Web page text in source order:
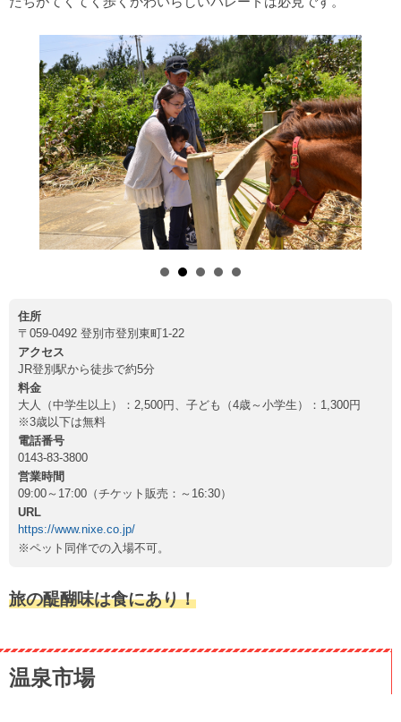
住所
〒059-0492 登別市登別東町1-22
アクセス
JR登別駅から徒歩で約5分
料金
大人（中学生以上）：2,500円、子ども（4歳～小学生）：1,300円
※3歳以下は無料
電話番号
0143-83-3800
営業時間
09:00～17:00（チケット販売：～16:30）
URL
https://www.nixe.co.jp/
※ペット同伴での入場不可。
旅の醍醐味は食にあり！
温泉市場